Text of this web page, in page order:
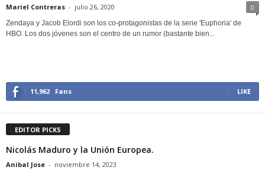
Mariel Contreras - julio 26, 2020 0
Zendaya y Jacob Elordi son los co-protagonistas de la serie 'Euphoria' de
HBO. Los dos jóvenes son el centro de un rumor (bastante bien...
11,962 Fans LIKE
EDITOR PICKS
Nicolás Maduro y la Unión Europea.
Anibal Jose - noviembre 14, 2023